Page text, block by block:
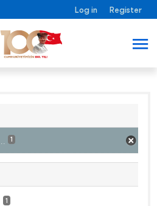
Log in Register
1
1